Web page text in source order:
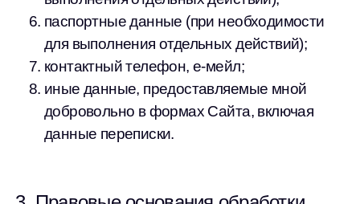
паспортные данные (при необходимости
для выполнения отдельных действий);
контактный телефон, е-мейл;
иные данные, предоставляемые мной
добровольно в формах Сайта, включая
данные переписки.